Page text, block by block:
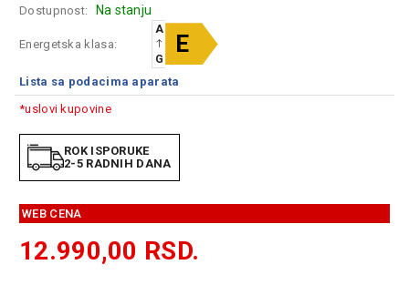
GAMING
EELEKTRO
SOLARNI
MREŽNA
OPREMA
ŠTAMPAČI,
FOTOKOPIRI
Dostupnost: Na stanju
Energetska klasa:
A
G
E
Lista sa podacima aparata
*uslovi kupovine
ROK ISPORUKE
2-5 RADNIH DANA
WEB CENA
12.990,00 RSD.